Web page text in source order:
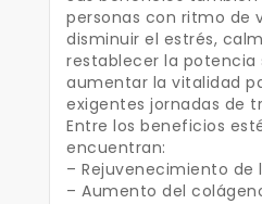
personas con ritmo de
disminuir el estrés,
restablecer la potencia
aumentar la vitalidad
exigentes jornadas de
Entre los beneficios
encuentran:
– Rejuvenecimiento de
– Aumento del